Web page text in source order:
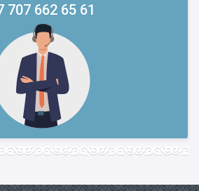
707 662 65 61